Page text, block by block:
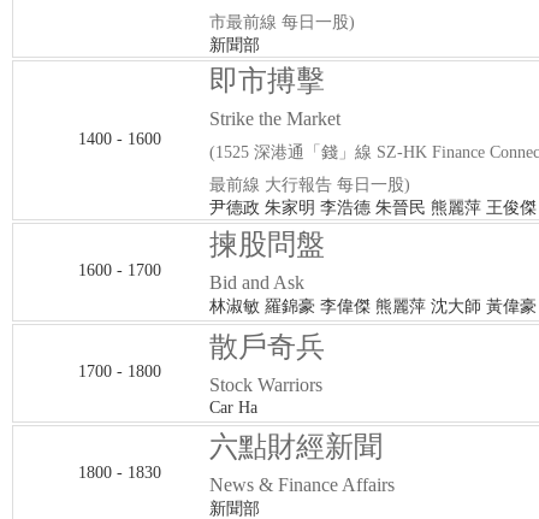
市最前線 每日一股)
新聞部
1400 - 1600
即市搏擊
Strike the Market
(1525 深港通「錢」線 SZ-HK Finance
最前線 大行報告 每日一股)
尹德政 朱家明 李浩德 朱晉民 熊麗萍 王俊傑
1600 - 1700
揀股問盤
Bid and Ask
林淑敏 羅錦豪 李偉傑 熊麗萍 沈大師 黃偉
1700 - 1800
散戶奇兵
Stock Warriors
Car Ha
1800 - 1830
六點財經新聞
News & Finance Affairs
新聞部